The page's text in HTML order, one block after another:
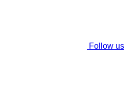
Follow us